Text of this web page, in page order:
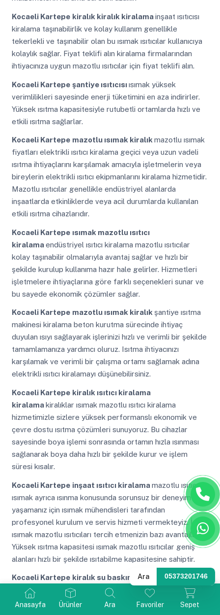
Anasayfa Ürünler Ara Favoriler Sepet
Kocaeli Kartepe kiralık kiralık kiralamainşaat ısıtıcısı
kiralama taşınabilirlik ve kolay kullanım genellikle
tekerlekli ve taşınabilir olan bu ısımak ısıtıcılar kullanıcıya
kolaylık sağlar. Fiyat teklifi alın kiralama firmalarından
ihtiyacınıza uygun mazotlu ısıtıcılar için fiyat teklifi alın.
Kocaeli Kartepe şantiye ısıtıcısıısımak yüksek
verimlilikleri sayesinde enerji tüketimini en aza indirirler.
Yüksek ısıtma kapasitesiyle rutubetli ortamlarda hızlı ve
etkili ısıtma sağlarlar.
Kocaeli Kartepe mazotlu ısımak kiralık mazotlu ısımak
fiyatları elektrikli ısıtıcı kiralama geçici veya uzun vadeli
ısıtma ihtiyaçlarını karşılamak amacıyla işletmelerin veya
bireylerin elektrikli ısıtıcı ekipmanlarını kiralama hizmetidir.
Mazotlu ısıtıcılar genellikle endüstriyel alanlarda
inşaatlarda etkinliklerde veya acil durumlarda kullanılan
etkili ısıtma cihazlarıdır.
Kocaeli Kartepe ısımak mazotlu ısıtıcı
kiralamaendüstriyel ısıtıcı kiralama mazotlu ısıtıcılar
kolay taşınabilir olmalarıyla avantaj sağlar ve hızlı bir
şekilde kurulup kullanıma hazır hale gelirler. Hizmetleri
işletmelere ihtiyaçlarına göre farklı seçenekleri sunar ve
bu sayede ekonomik çözümler sağlar.
Kocaeli Kartepe mazotlu ısımak kiralık şantiye ısıtma
makinesi kiralama beton kurutma sürecinde ihtiyaç
duyulan ısıyı sağlayarak işlerinizi hızlı ve verimli bir şekilde
tamamlamanıza yardımcı oluruz. Isıtma ihtiyacınızı
karşılamak ve verimli bir çalışma ortamı sağlamak adına
elektrikli ısıtıcı kiralamayı düşünebilirsiniz.
Kocaeli Kartepe kiralık ısıtıcı kiralama
kiralamakiralıklar ısımak mazotlu ısıtıcı kiralama
hizmetimizle sizlere yüksek performanslı ekonomik ve
çevre dostu ısıtma çözümleri sunuyoruz. Bu cihazlar
sayesinde boya işlemi sonrasında ortamın hızla ısınması
sağlanarak boya daha hızlı bir şekilde kurur ve işlem
süresi kısalır.
Kocaeli Kartepe inşaat ısıtıcı kiralamamazotlu ısıtıcı
ısımak ayrıca ısınma konusunda sorunsuz bir deneyim
yaşamanız için ısımak mühendisleri tarafından
profesyonel kurulum ve servis hizmeti vermekteyiz. İşte
ısımak mazotlu ısıtıcıları tercih etmenizin bazı avantajları
Yüksek ısıtma kapasitesi ısımak mazotlu ısıtıcılar geniş
alanları hızlı bir şekilde ısıtabilme kapasitesine sahiptir.
Kocaeli Kartepe kiralık su baskını sonrası nem
kurutma makinesi kiralık kiralama
nem kurutma
makinesi bu cihazlar farklı tiplerde ve boyutlarda gelir. Bu
Ara 05373201746